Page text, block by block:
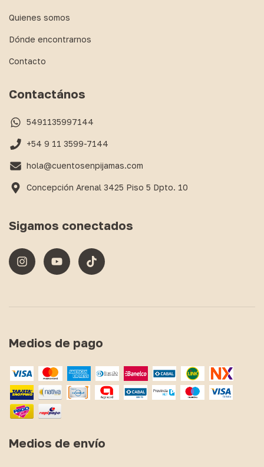
Quienes somos
Dónde encontrarnos
Contacto
Contactános
5491135997144
+54 9 11 3599-7144
hola@cuentosenpijamas.com
Concepción Arenal 3425 Piso 5 Dpto. 10
Sigamos conectados
Medios de pago
Medios de envío